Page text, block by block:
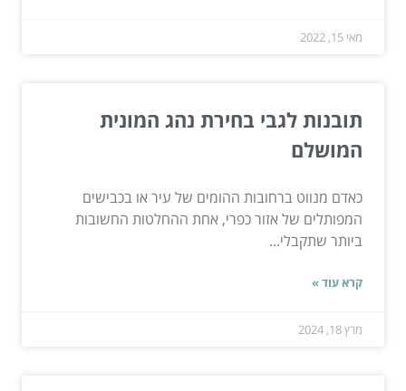
מאי 15, 2022
תובנות לגבי בחירת נהג המונית
המושלם
כאדם מנווט ברחובות ההומים של עיר או בכבישים
המפותלים של אזור כפרי, אחת ההחלטות החשובות
ביותר שתקבלי...
קרא עוד »
מרץ 18, 2024